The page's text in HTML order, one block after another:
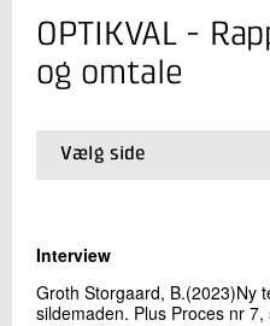
Birgit Groth Storgaard
OPTIKVAL -
og omtale
Vælg side
01.Forside
forbundet med nematoder i
04.AP2. Automatisk
OPTIKVAL
Interview
Groth Storgaard, B.(2023)Ny
sildemaden. Plus Proces nr 7,